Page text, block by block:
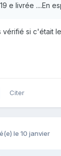
e livrée ....En
vérifié si c'était
Citer
le 10 janvier